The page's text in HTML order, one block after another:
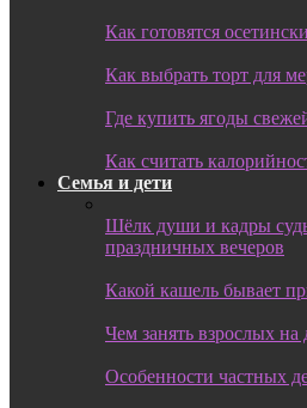
Как готовятся
Как выбрать торт для
Где купить ягоды
Как считать
Семья и дети
Шёлк души и кадры
праздничных вечеров
Какой кашель бывает
Чем занять взрослых на
Особенности частных